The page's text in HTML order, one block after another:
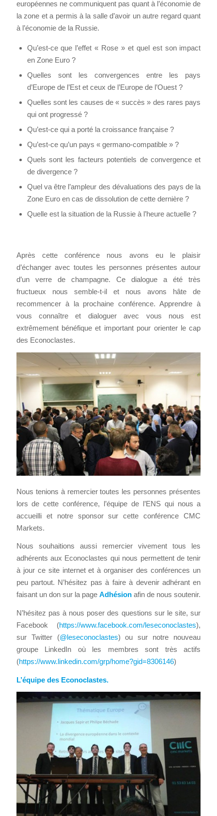
européennes ne communiquent pas quant à l’économie de
la zone et a permis à la salle d’avoir un autre regard quant
à l’économie de la Russie.
Qu’est-ce que l’effet « Rose » et quel est son impact
en Zone Euro ?
Quelles sont les convergences entre les pays
d’Europe de l’Est et ceux de l’Europe de l’Ouest ?
Quelles sont les causes de « succès » des rares pays
qui ont progressé ?
Qu’est-ce qui a porté la croissance française ?
Qu’est-ce qu’un pays « germano-compatible » ?
Quels sont les facteurs potentiels de convergence et
de divergence ?
Quel va être l’ampleur des dévaluations des pays de la
Zone Euro en cas de dissolution de cette dernière ?
Quelle est la situation de la Russie à l’heure actuelle ?
Après cette conférence nous avons eu le plaisir
d’échanger avec toutes les personnes présentes autour
d’un verre de champagne. Ce dialogue a été très
fructueux nous semble-t-il et nous avons hâte de
recommencer à la prochaine conférence. Apprendre à
vous connaître et dialoguer avec vous nous est
extrêmement bénéfique et important pour orienter le cap
des Econoclastes.
Nous tenions à remercier toutes les personnes présentes
lors de cette conférence, l’équipe de l’ENS qui nous a
accueilli et notre sponsor sur cette conférence CMC
Markets.
Nous souhaitions aussi remercier vivement tous les
adhérents aux Econoclastes qui nous permettent de tenir
à jour ce site internet et à organiser des conférences un
peu partout. N’hésitez pas à faire à devenir adhérant en
faisant un don sur la page Adhésion afin de nous soutenir.
N’hésitez pas à nous poser des questions sur le site, sur
Facebook (https://www.facebook.com/leseconoclastes),
sur Twitter (@leseconoclastes) ou sur notre nouveau
groupe LinkedIn où les membres sont très actifs
(https://www.linkedin.com/grp/home?gid=8306146)
L’équipe des Econoclastes.